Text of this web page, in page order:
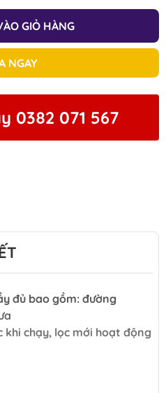
GIỎ HÀNG
NGAY
0382 071 567
đủ bao gồm: đường
khi chạy, lọc mới hoạt động